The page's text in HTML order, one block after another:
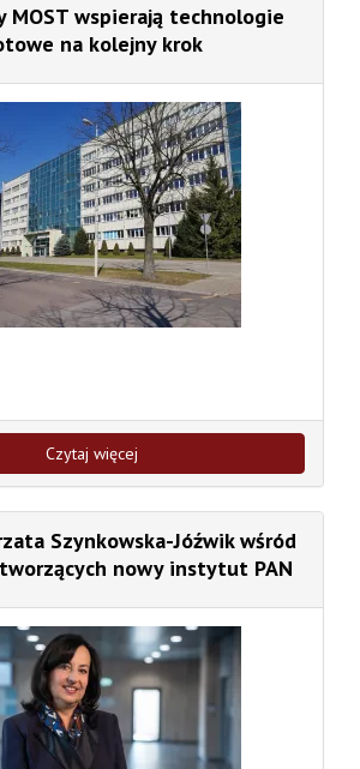
MOST wspierają technologie
na kolejny krok
Czytaj więcej
Szynkowska-Jóźwik wśród
nowy instytut PAN